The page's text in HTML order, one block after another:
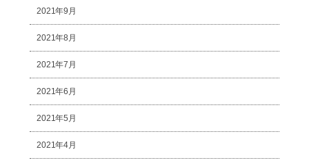
2021年9月
2021年8月
2021年7月
2021年6月
2021年5月
2021年4月